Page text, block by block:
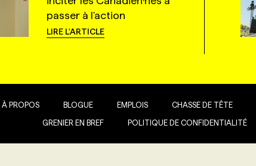
passer à l'action
LIRE L'ARTICLE
À PROPOS BLOGUE EMPLOIS CHASSE DE TÊTE
GRENIER EN BREF POLITIQUE DE CONFIDENTIALITÉ